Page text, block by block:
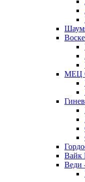
МЕЦ
Вайк
Веди